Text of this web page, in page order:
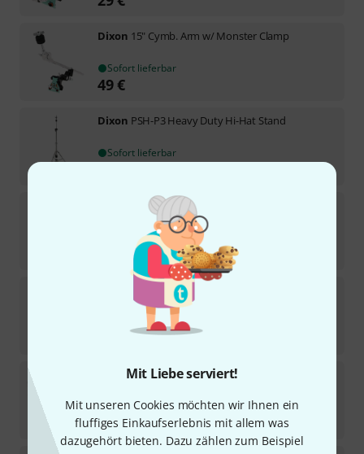
Mit Liebe serviert!
Mit unseren Cookies möchten wir Ihnen ein
fluffiges Einkaufserlebnis mit allem was
dazugehört bieten. Dazu zählen zum Beispiel
Dixon 15" Cymb. Arm w/ Monster Clamp
Sofort lieferbar
49€
Dixon PSH-P3 Heavy Duty Hi-Hat Stand
Sofort lieferbar
Heavy Duty Cymbal Boom Stand
Sofort lieferbar
PP-P1-EU Single Pedal
Sofort lieferbar
PP-PCPD1 Precision Coi B-Stock
Sofort lieferbar
409 €